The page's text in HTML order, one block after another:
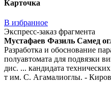
Карточка
В избранное
Экспресс-заказ фрагмента
Мустафаев Фазиль Самед
Разработка и обоснование
полуавтомата для подвязки
дис. ... кандидата
т им. С. Агамалиоглы. -